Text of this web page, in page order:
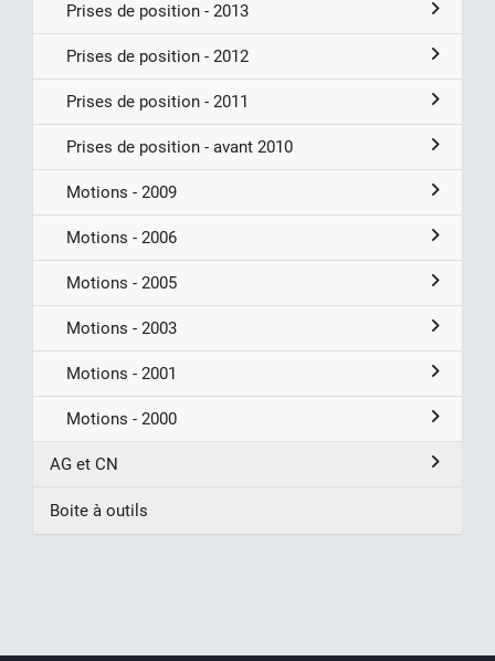
Prises de position - 2013
Prises de position - 2012
Prises de position - 2011
Prises de position - avant 2010
Motions - 2009
Motions - 2006
Motions - 2005
Motions - 2003
Motions - 2001
Motions - 2000
AG et CN
Boite à outils